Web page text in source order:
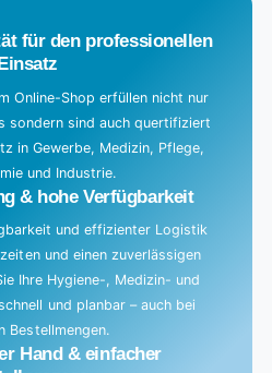
für den professionellen
Online-Shop erfüllen nicht nur
sondern sind auch quertifiziert
in Gewerbe, Medizin, Pflege,
und Industrie.
& hohe Verfügbarkeit
und effizienter Logistik
und einen zuverlässigen
Ihre Hygiene-, Medizin- und
und planbar – auch bei
Bestellmengen.
Hand & einfacher